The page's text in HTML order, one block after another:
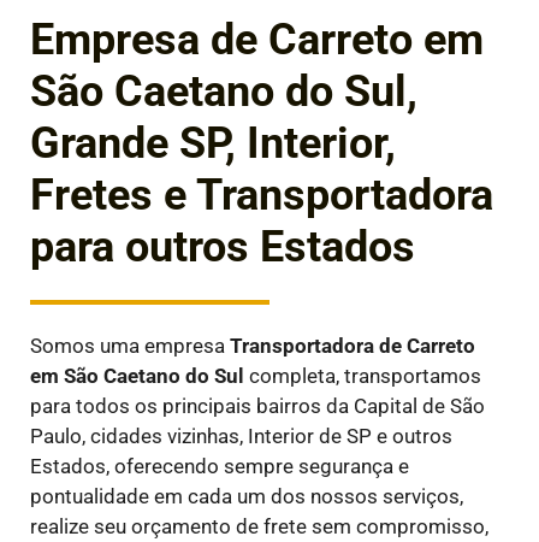
Empresa de Carreto em
São Caetano do Sul,
Grande SP, Interior,
Fretes e Transportadora
para outros Estados
Somos uma empresa Transportadora de Carreto
em São Caetano do Sul completa, transportamos
para todos os principais bairros da Capital de São
Paulo, cidades vizinhas, Interior de SP e outros
Estados, oferecendo sempre segurança e
pontualidade em cada um dos nossos serviços,
realize seu orçamento de frete sem compromisso,